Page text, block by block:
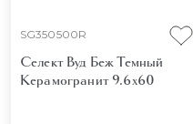
SG350500R
Селект Вуд Беж Темный
Керамогранит 9.6x60